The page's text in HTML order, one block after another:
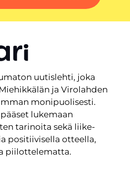
uutislehti, joka
ja Virolahden
monipuolisesti.
lukemaan
tarinoita sekä liike-
positiivisella otteella,
piilottelematta.